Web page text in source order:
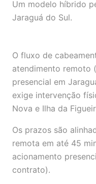
Um modelo híbrido
Jaraguá do Sul.
O fluxo de
atendimento remoto
presencial em
exige intervenção
Nova e Ilha da
Os prazos são
remota em até 45
acionamento
contrato).